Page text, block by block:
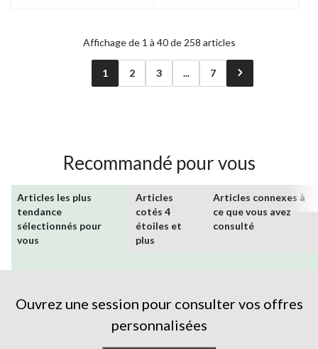
Affichage de 1 à 40 de 258 articles
1 2 3 ... 7
Recommandé pour vous
Articles les plus
tendance
sélectionnés pour
vous
Articles
cotés 4
étoiles et
plus
Articles connexes à
ce que vous avez
consulté
Ouvrez une session pour consulter vos offres
personnalisées